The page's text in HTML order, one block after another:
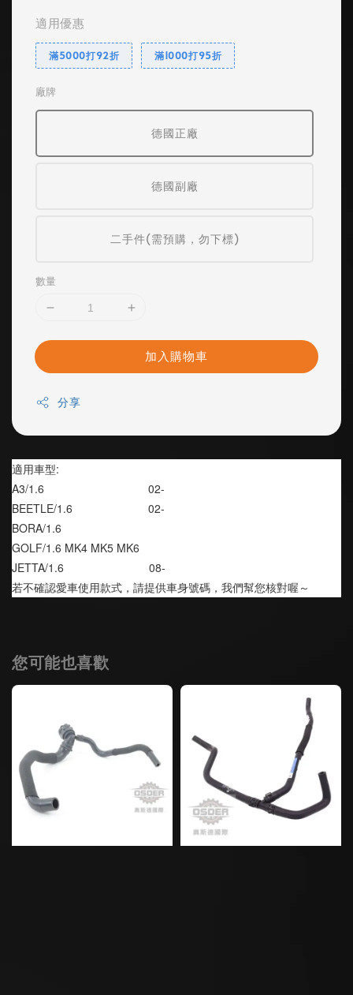
適用優惠
滿5000打92折 滿1000打95折
廠牌
德國正廠
德國副廠
二手件(需預購，勿下標)
數量
加入購物車
分享
適用車型:
A3/1.6                                 02-
BEETLE/1.6                        02-
BORA/1.6
GOLF/1.6 MK4 MK5 MK6
JETTA/1.6                           08-
若不確認愛車使用款式，請提供車身號碼，我們幫您核對喔～
您可能也喜歡